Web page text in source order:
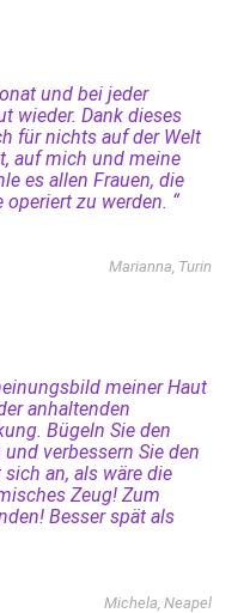
und bei jeder
wieder. Dank dieses
für nichts auf der Welt
auf mich und meine
es allen Frauen, die
zu werden. “
Marianna, Turin
meiner Haut
anhaltenden
Bügeln Sie den
verbessern Sie den
an, als wäre die
Zeug! Zum
Besser spät als
Michela, Neapel